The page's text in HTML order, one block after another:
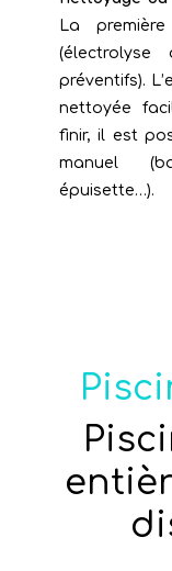
La
préventifs).
nettoyée
finir, il est
manuel
épuisette…).